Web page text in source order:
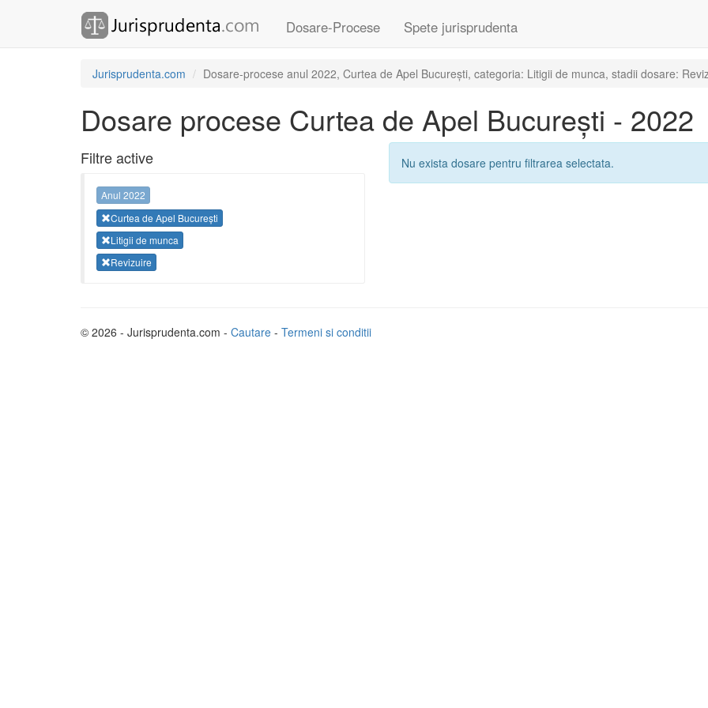
Dosare-Procese Spete jurisprudenta
Jurisprudenta.com Dosare-procese anul 2022, Curtea de Apel București, categoria: Litigii de munca, stadii dosare:
Dosare procese Curtea de Apel București - 2022
Filtre active
Anul 2022
Curtea de Apel București
Litigii de munca
Revizuire
Nu exista dosare pentru filtrarea selectata.
© 2026 - Jurisprudenta.com - Cautare - Termeni si conditii